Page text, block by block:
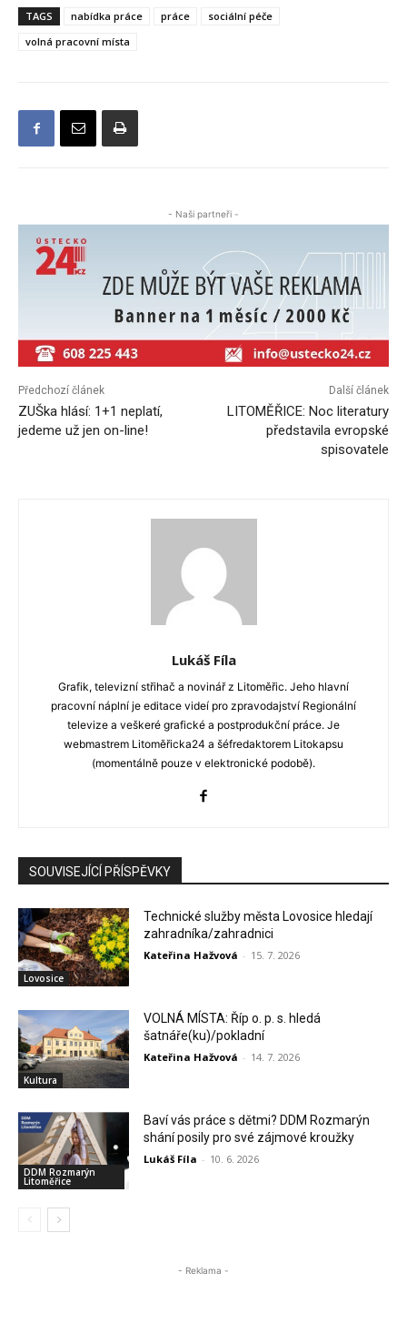
TAGS nabídka práce práce
sociální péče
volná pracovní místa
- Naši partneři -
Předchozí článek
ZUŠka hlásí: 1+1 neplatí,
jedeme už jen on-line!
Další článek
LITOMĚŘICE: Noc literatury
představila evropské
spisovatele
Lukáš Fíla
Grafik, televizní střihač a novinář z Litoměřic. Jeho hlavní
pracovní náplní je editace videí pro zpravodajství Regionální
televize a veškeré grafické a postprodukční práce. Je
webmastrem Litoměřicka24 a šéfredaktorem Litokapsu
(momentálně pouze v elektronické podobě).
SOUVISEJÍCÍ PŘÍSPĚVKY
Lovosice
Technické služby města Lovosice hledají
zahradníka/zahradnici
Kateřina Hažvová - 15. 7. 2026
Kultura
VOLNÁ MÍSTA: Říp o. p. s. hledá
šatnáře(ku)/pokladní
Kateřina Hažvová - 14. 7. 2026
DDM Rozmarýn
Litoměřice
Baví vás práce s dětmi? DDM Rozmarýn
shání posily pro své zájmové kroužky
Lukáš Fíla - 10. 6. 2026
- Reklama -